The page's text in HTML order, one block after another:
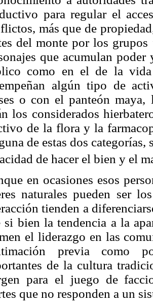
para regular el
más que de
del monte por los
que acumulan
como en el de la
algún tipo de
o con el panteón
los considerados
de la flora y la
de estas dos
de hacer el bien y el
en ocasiones esos
naturales pueden ser
tienden a
si bien la tendencia a la
el liderazgo en las
previa como
de la cultura
para el juego de
que no responden a un